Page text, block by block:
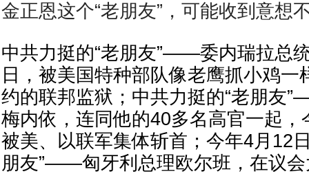
金正恩这个“老朋友”，可能收到意想
中共力挺的“老朋友”——委内瑞拉总
日，被美国特种部队像老鹰抓小鸡一
约的联邦监狱；中共力挺的“老朋友
梅内依，连同他的40多名高官一起，
被美、以联军集体斩首；今年4月12
朋友”——匈牙利总理欧尔班，在议